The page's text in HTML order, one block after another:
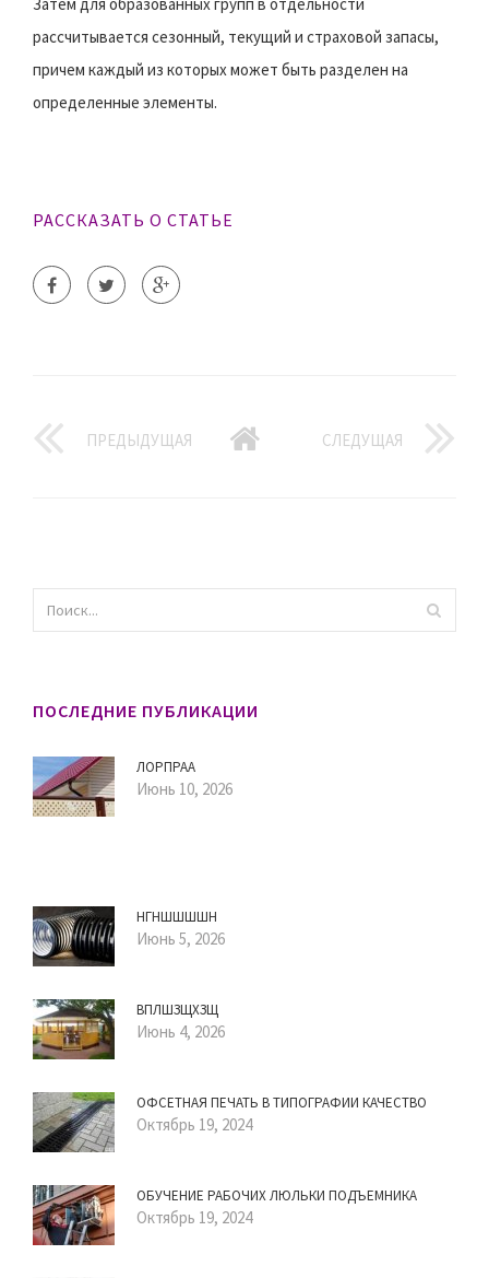
рассчитывается сезонный, текущий и страховой запасы,
причем каждый из которых может быть разделен на
определенные элементы.
РАССКАЗАТЬ О СТАТЬЕ
ПРЕДЫДУЩАЯ СЛЕДУЩАЯ
ПОСЛЕДНИЕ ПУБЛИКАЦИИ
ЛОРПРАА
Июнь 10, 2026
НГНШШШШН
Июнь 5, 2026
ВПЛШЗЩХЗЩ
Июнь 4, 2026
ОФСЕТНАЯ ПЕЧАТЬ В ТИПОГРАФИИ КАЧЕСТВО
Октябрь 19, 2024
ОБУЧЕНИЕ РАБОЧИХ ЛЮЛЬКИ ПОДЪЕМНИКА
Октябрь 19, 2024